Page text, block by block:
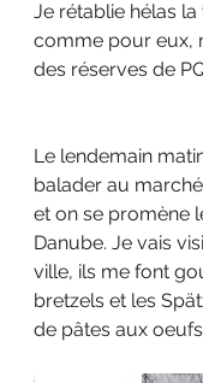
Je rétablie hélas la
comme pour eux,
des réserves de
Le lendemain
balader au
et on se promène
Danube. Je vais
ville, ils me font
bretzels et les
de pâtes aux